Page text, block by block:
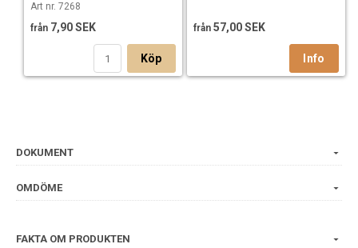
Art nr. 7268
från 7,90 SEK
Köp
från 57,00 SEK
DOKUMENT
OMDÖME
FAKTA OM PRODUKTEN